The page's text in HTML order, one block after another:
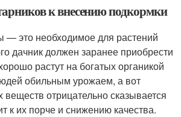
к внесению подкормки
— это необходимое для растений
дачник должен заранее приобрести
растут на богатых органикой
обильным урожаем, а вот
веществ отрицательно сказывается
к их порче и снижению качества.